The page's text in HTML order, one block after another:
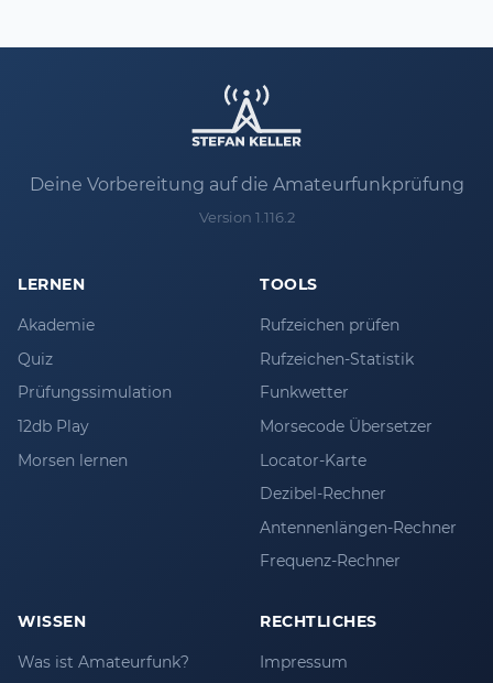
Deine Vorbereitung auf die Amateurfunkprüfung
Version 1.116.2
LERNEN
Akademie
Quiz
Prüfungssimulation
12db Play
Morsen lernen
TOOLS
Rufzeichen prüfen
Rufzeichen-Statistik
Funkwetter
Morsecode Übersetzer
Locator-Karte
Dezibel-Rechner
Antennenlängen-Rechner
Frequenz-Rechner
WISSEN
Was ist Amateurfunk?
RECHTLICHES
Impressum